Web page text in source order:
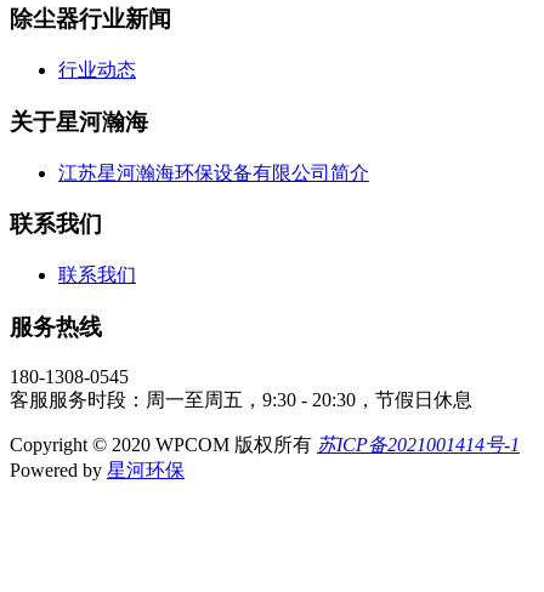
除尘器行业新闻
行业动态
关于星河瀚海
江苏星河瀚海环保设备有限公司简介
联系我们
联系我们
服务热线
180-1308-0545
客服服务时段：周一至周五，9:30 - 20:30，节假日休息
Copyright © 2020 WPCOM 版权所有 苏ICP备2021001414号-1
Powered by 星河环保